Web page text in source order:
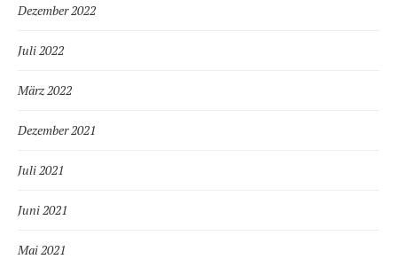
Dezember 2022
Juli 2022
März 2022
Dezember 2021
Juli 2021
Juni 2021
Mai 2021